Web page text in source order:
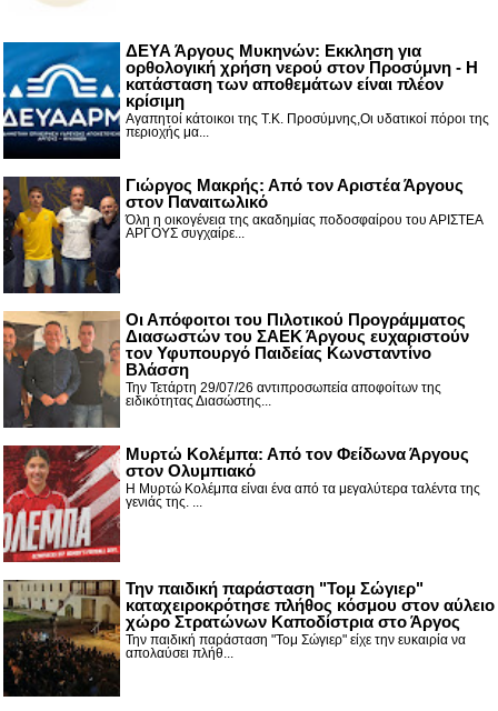
ΔΕΥΑ Άργους Μυκηνών: Εκκληση για
ορθολογική χρήση νερού στον Προσύμνη - Η
κατάσταση των αποθεμάτων είναι πλέον
κρίσιμη
Αγαπητοί κάτοικοι της Τ.Κ. Προσύμνης,Οι υδατικοί πόροι της
περιοχής μα...
Γιώργος Μακρής: Από τον Αριστέα Άργους
στον Παναιτωλικό
Όλη η οικογένεια της ακαδημίας ποδοσφαίρου του ΑΡΙΣΤΕΑ
ΑΡΓΟΥΣ συγχαίρε...
Οι Απόφοιτοι του Πιλοτικού Προγράμματος
Διασωστών του ΣΑΕΚ Άργους ευχαριστούν
τον Υφυπουργό Παιδείας Κωνσταντίνο
Βλάσση
Την Τετάρτη 29/07/26 αντιπροσωπεία αποφοίτων της
ειδικότητας Διασώστης...
Μυρτώ Κολέμπα: Από τον Φείδωνα Άργους
στον Ολυμπιακό
Η Μυρτώ Κολέμπα είναι ένα από τα μεγαλύτερα ταλέντα της
γενιάς της. ...
Την παιδική παράσταση "Τομ Σώγιερ"
καταχειροκρότησε πλήθος κόσμου στον αύλειο
χώρο Στρατώνων Καποδίστρια στο Άργος
Την παιδική παράσταση "Τομ Σώγιερ" είχε την ευκαιρία να
απολαύσει πλήθ...